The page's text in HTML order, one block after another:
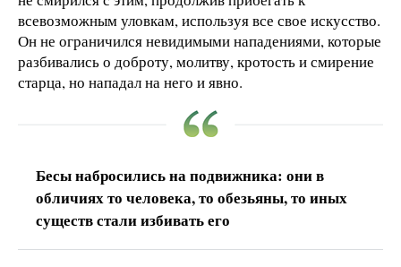
всевозможным уловкам, используя все свое искусство.
Он не ограничился невидимыми нападениями, которые
разбивались о доброту, молитву, кротость и смирение
старца, но нападал на него и явно.
Бесы набросились на подвижника: они в
обличиях то человека, то обезьяны, то иных
существ стали избивать его